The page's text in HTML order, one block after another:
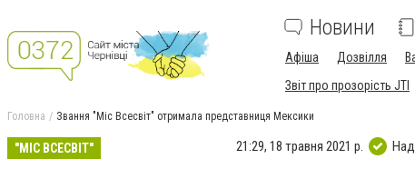
Новини
Афіша Дозвілля
Звіт про прозорість JTI
Головна Звання "Міс Всесвіт" отримала представниця Мексики
"МІС ВСЕСВІТ" 21:29, 18 травня 2021 р.